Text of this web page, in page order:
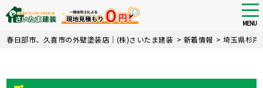
Skip
MENU
春日部市、久喜市の外壁塗装店｜(株)さいたま建装 > 新着情報 >埼玉県杉